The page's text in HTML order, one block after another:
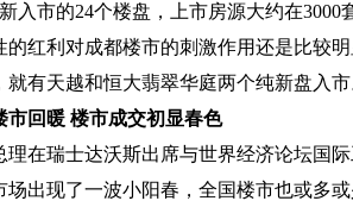
入市的24个楼盘，上市房源大约在3000
的红利对成都楼市的刺激作用还是比较
就有天越和恒大翡翠华庭两个纯新盘入
市回暖 楼市成交初显春色
理在瑞士达沃斯出席与世界经济论坛国
场出现了一波小阳春，全国楼市也或多